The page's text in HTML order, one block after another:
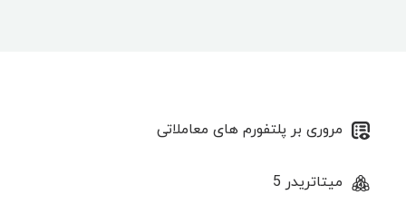
مروری بر پلتفورم های معاملاتی
میتاتریدر 5